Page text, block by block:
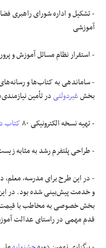
- تشکیل و اداره شورای راهبری
آموزشی
- استقرار نظام مسائل آموزش و
- ساماندهی به کتاب‌ها و
بخشغیردولتیدر تأمین
- تهیه نسخه الکترونیکی ۸۰ کتاب
- طراحی پلتفرم رشد به مثابه
و خدمت پیش‌بینی شده بود. در
بخش خصوصی به مخاطب با قیمت
قدم مهمی در راستای عدالت